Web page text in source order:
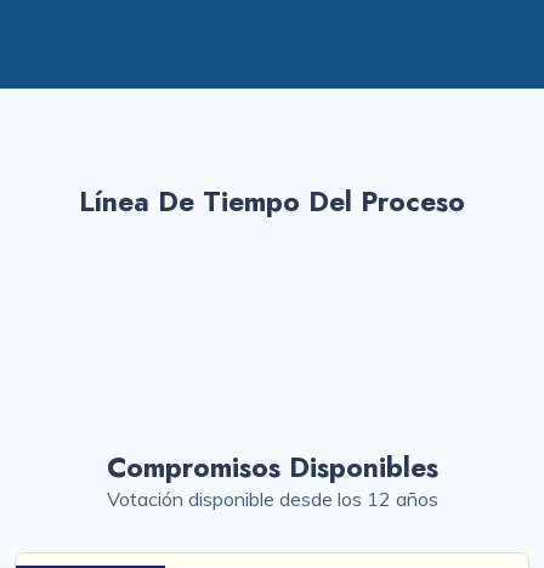
Línea De Tiempo Del Proceso
Compromisos Disponibles
Votación disponible desde los 12 años